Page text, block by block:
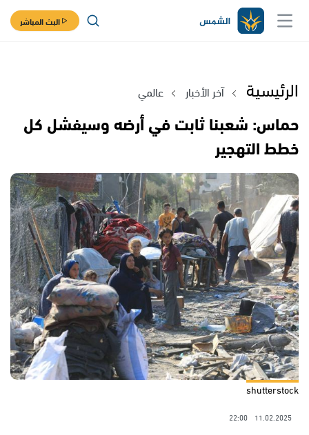
البث المباشر
الرئيسية آخر الأخبار عالمي
حماس: شعبنا ثابت في أرضه وسيفشل كل
خطط التهجير
shutterstock
11.02.2025
22:00